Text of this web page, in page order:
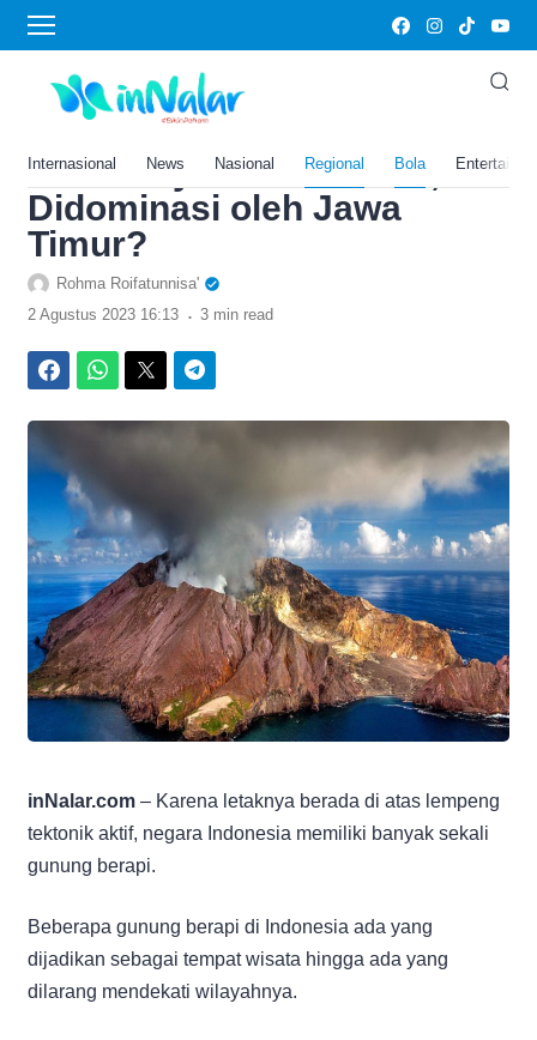
Internasional News Nasional Regional Bola
Home›Bola
Miliki Letusan Dahsyat, Ini 5
Gunung Berapi Aktif Paling
Berbahaya di Indonesia,
Didominasi oleh Jawa
Timur?
Rohma Roifatunnisa'
2 Agustus 2023 16:13 . 3 min read
inNalar.com – Karena letaknya berada di atas lempeng
tektonik aktif, negara Indonesia memiliki banyak sekali
gunung berapi.
Beberapa gunung berapi di Indonesia ada yang
dijadikan sebagai tempat wisata hingga ada yang
dilarang mendekati wilayahnya.